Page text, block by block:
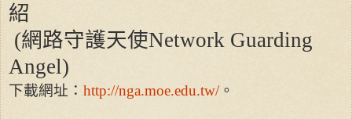
紹
(網路守護天使Network Guarding
Angel)
下載網址： http://nga.moe.edu.tw/。